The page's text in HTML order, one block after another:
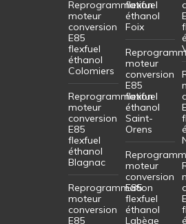
Reprogrammation
moteur
conversion
E85
flexfuel
éthanol
Colomiers
Reprogrammation
moteur
conversion
E85
flexfuel
éthanol
Blagnac
Reprogrammation
moteur
conversion
E85
flexfuel
éthanol
Foix
moteur
conversion
E85
flexfuel
éthanol
Saint-
Orens
moteur
conversion
E85
flexfuel
éthanol
Labège